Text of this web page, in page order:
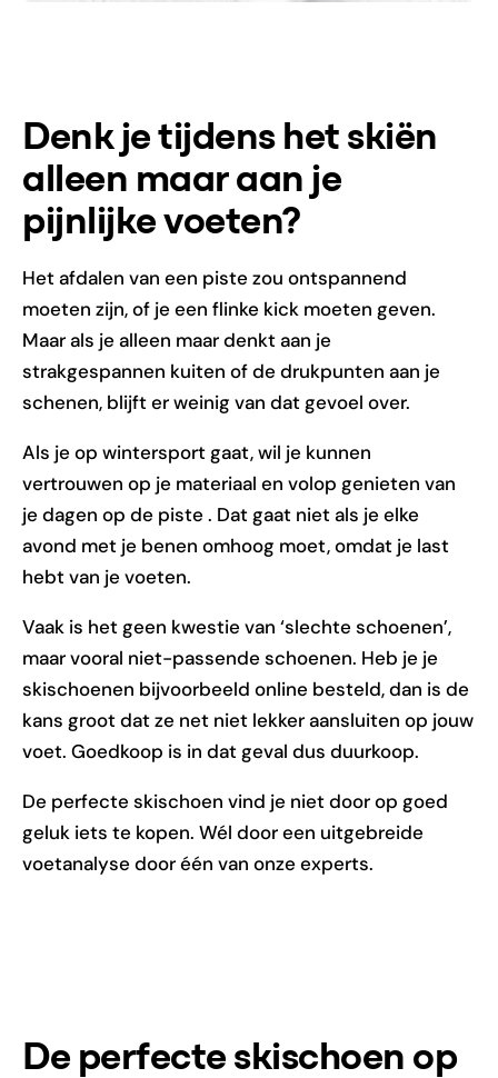
Denk je tijdens het skiën
alleen maar aan je
pijnlijke voeten?
Het afdalen van een piste zou ontspannend
moeten zijn, of je een flinke kick moeten geven.
Maar als je alleen maar denkt aan je
strakgespannen kuiten of de drukpunten aan je
schenen, blijft er weinig van dat gevoel over.
Als je op wintersport gaat, wil je kunnen
vertrouwen op je materiaal en volop genieten van
je dagen op de piste . Dat gaat niet als je elke
avond met je benen omhoog moet, omdat je last
hebt van je voeten.
Vaak is het geen kwestie van ‘slechte schoenen’,
maar vooral niet-passende schoenen. Heb je je
skischoenen bijvoorbeeld online besteld, dan is de
kans groot dat ze net niet lekker aansluiten op jouw
voet. Goedkoop is in dat geval dus duurkoop.
De perfecte skischoen vind je niet door op goed
geluk iets te kopen. Wél door een uitgebreide
voetanalyse door één van onze experts.
De perfecte skischoen op